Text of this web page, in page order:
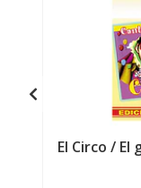
El Circo /